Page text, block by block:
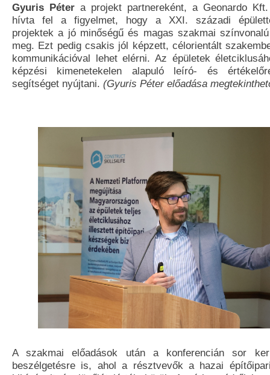
Gyuris Péter a projekt partnereként, a Geonardo
hívta fel a figyelmet, hogy a XXI. századi
projektek a jó minőségű és magas szakmai
meg. Ezt pedig csakis jól képzett, célorientált
kommunikációval lehet elérni. Az épületek
képzési kimenetekelen alapuló leíró- és
segítséget nyújtani. (Gyuris Péter előadása
A szakmai előadások után a konferencián sor
beszélgetésre is, ahol a résztvevők a hazai